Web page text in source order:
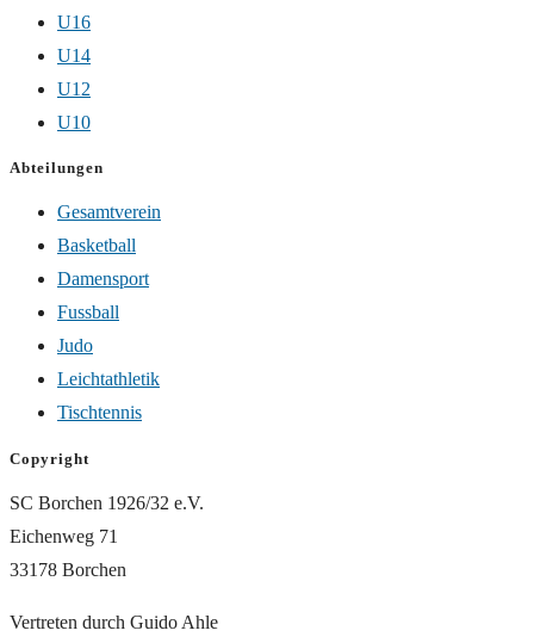
U16
U14
U12
U10
Abteilungen
Gesamtverein
Basketball
Damensport
Fussball
Judo
Leichtathletik
Tischtennis
Copyright
SC Borchen 1926/32 e.V.
Eichenweg 71
33178 Borchen
Vertreten durch Guido Ahle